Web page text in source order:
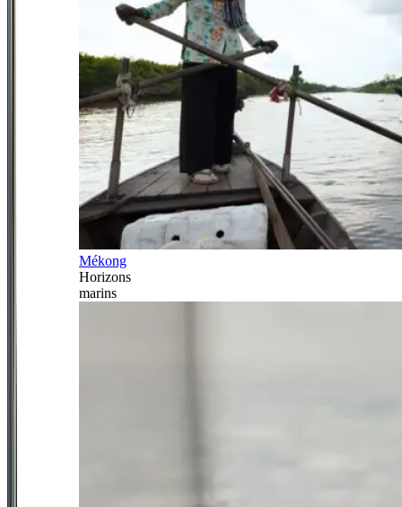
Mékong
Horizons
marins